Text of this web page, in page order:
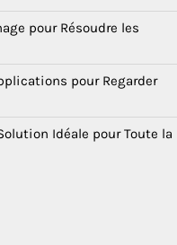
pour Résoudre les
pour Regarder
Idéale pour Toute la